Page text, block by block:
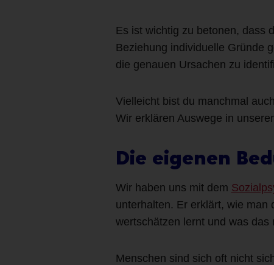
Es ist wichtig zu betonen, dass
Beziehung individuelle Gründe
die genauen Ursachen zu
Vielleicht bist du manchmal
Wir erklären Auswege in
Die eigenen
Wir haben uns mit dem
unterhalten. Er erklärt, wie man
wertschätzen lernt und was
Menschen sind sich oft nicht